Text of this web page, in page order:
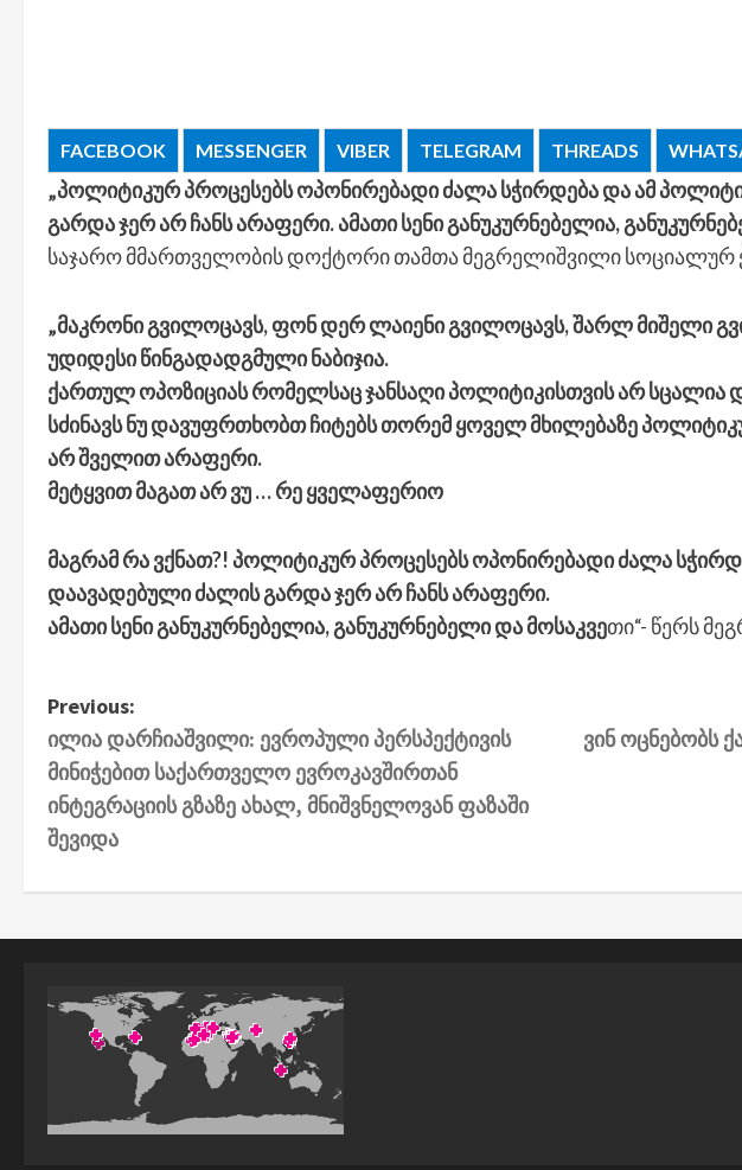
FACEBOOK MESSENGER VIBER TELEGRAM THREADS
„პოლიტიკურ პროცესებს ოპონირებადი ძალა სჭირდება და ამ
გარდა ჯერ არ ჩანს არაფერი. ამათი სენი განუკურნებელია,
საჯარო მმართველობის დოქტორი თამთა მეგრელიშვილი სოციალურ
„მაკრონი გვილოცავს, ფონ დერ ლაიენი გვილოცავს, შარლ მიშელი
უდიდესი წინგადადგმული ნაბიჯია.
ქართულ ოპოზიციას რომელსაც ჯანსაღი პოლიტიკისთვის არ
სძინავს ნუ დავუფრთხობთ ჩიტებს თორემ ყოველ მხილებაზე
არ შველით არაფერი.
მეტყვით მაგათ არ ვუ … რე ყველაფერიო
მაგრამ რა ვქნათ?! პოლიტიკურ პროცესებს ოპონირებადი ძალა
დაავადებული ძალის გარდა ჯერ არ ჩანს არაფერი.
ამათი სენი განუკურნებელია, განუკურნებელი და მოსაკვეთი“- წერს
P
o
s
t
n
a
i
t
Previous:
ილია დარჩიაშვილი: ევროპული პერსპექტივის
მინიჭებით საქართველო ევროკავშირთან
ინტეგრაციის გზაზე ახალ, მნიშვნელოვან ფაზაში
შევიდა
ვინ ოცნებობს